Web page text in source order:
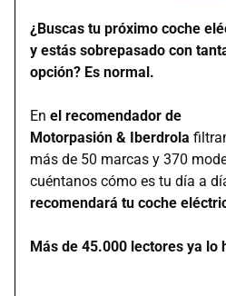
¿Buscas tu próximo coche
y estás sobrepasado con
opción? Es normal.
En el recomendador de
Motorpasión & Iberdrola
más de 50 marcas y 370
cuéntanos cómo es tu día a
recomendará tu coche
Más de 45.000 lectores ya lo